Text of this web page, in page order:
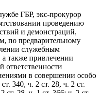
ГБР, экс-прокурор
проведению
и демонстраций,
по предварительному
служебным
также привлечении
ответственности
в совершении особо
340, ч. 2 ст. 28, ч. 2 ст.